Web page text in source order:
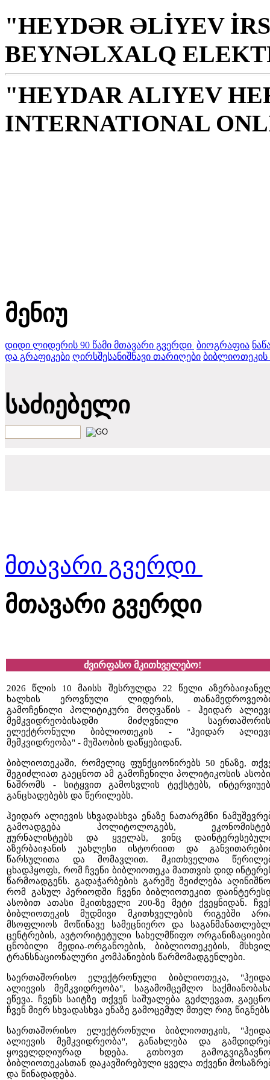
"HEYDƏR ƏLİYEV
BEYNƏLXALQ
"HEYDAR ALIYEV
INTERNATIONAL
მენიუ
დიდი ლიდერის 90 წამი მთავარი გვერდი ‎ ბიოგრაფია
და გრაფიკები ღირსშესანიშნავი თარიღები ბიბლიოთეკის
საძიებელი
მთავარი გვერდი ‎
მთავარი გვერდი ‎
ძვირფასო მკითხველებო!
2026 წლის 10 მაისს შესრულდა 22 წელი
ხალხის ეროვნული ლიდერის,
გამოჩენილი პოლიტიკური მოღვაწის - ჰეიდარ
მემკვიდრეობისადმი მიძღვნილი
ელექტრონული ბიბლიოთეკის - "ჰეიდარ
მემკვიდრეობა" - მუშაობის დაწყებიდან.
ბიბლიოთეკაში, რომელიც ფუნქციონირებს 50 ენაზე,
შეგიძლიათ გაეცნოთ ამ გამოჩენილი პოლიტიკოსის
ნაშრომს - სიტყვით გამოსვლის ტექსტებს,
განცხადებებს და წერილებს.
ჰეიდარ ალიევის სხვადასხვა ენაზე ნათარგმნი
გამოადგება პოლიტოლოგებს,
ჟურნალისტებს და ყველას, ვინც
აზერბაიჯანის უახლესი ისტორიით და
წარსულითა და მომავლით. მკითხველთა
ცხადჰყოფს, რომ ჩვენი ბიბლიოთეკა მათთვის დიდ
წარმოადგენს. გადაჭარბების გარეშე შეიძლება
რომ გასულ პერიოდში ჩვენი ბიბლიოთეკით
ასობით ათასი მკითხველი 200-ზე მეტი ქვეყნიდან.
ბიბლიოთეკის მუდმივი მკითხველების რიგებში
მსოფლიოს მოწინავე სამეცნიერო და
ცენტრების, ავტორიტეტული სახელმწიფო
ცნობილი მედია-ორგანოების, ბიბლიოთეკების,
ტრანსნაციონალური კომპანიების წარმომადგენლები.
საერთაშორისო ელექტრონული ბიბლიოთეკა,
ალიევის მემკვიდრეობა", საგამომცემლო
ეწევა. ჩვენს საიტზე თქვენ საშუალება გეძლევათ,
ჩვენ მიერ სხვადასხვა ენაზე გამოცემულ მთელ რიგ
საერთაშორისო ელექტრონული ბიბლიოთეკის,
ალიევის მემკვიდრეობა", განახლება და
ყოველდღიურად ხდება. გთხოვთ
ბიბლიოთეკასთან დაკავშირებული ყველა თქვენი
და წინადადება.